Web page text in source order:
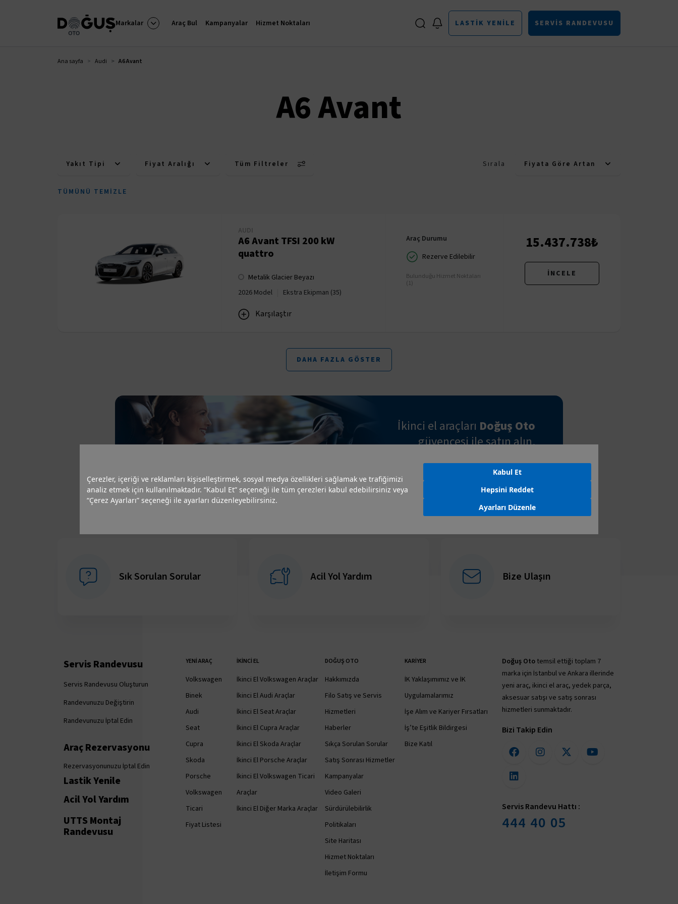
Çerezler, içeriği ve reklamları kişiselleştirmek, sosyal medya özellikleri sağlamak ve trafiğimizi
analiz etmek için kullanılmaktadır. “Kabul Et” seçeneği ile tüm çerezleri kabul edebilirsiniz veya
“Çerez Ayarları” seçeneği ile ayarları düzenleyebilirsiniz.
Ayarları Düzenle
Hepsini Reddet
Kabul Et
Markalar Araç Bul Kampanyalar Hizmet Noktaları LASTIK YENILE SERVIS RANDEVUSU
Ana sayfa Audi A6 Avant
A6 Avant
Yakıt Tipi Fiyat Aralığı Tüm Filtreler Sırala Fiyata Göre Artan
TÜMÜNÜ TEMIZLE
A6 Avant TFSI 200 kW
quattro
Metalik Glacier Beyazı
2026 Model
Ekstra Ekipman (35)
Karşılaştır
Araç Durumu
Rezerve Edilebilir
Bulunduğu Hizmet Noktaları
(1)
15.437.738₺
İNCELE
DAHA FAZLA GÖSTER
İkinci el araçları Doğuş Oto
güvencesi ile satın alın.
TÜM IKINCI EL ARAÇLAR
Sık Sorulan Sorular Acil Yol Yardım Bize Ulaşın
Servis Randevusu
Servis Randevusu Oluşturun
Randevunuzu Değiştirin
Randevunuzu İptal Edin
Araç Rezervasyonu
Rezervasyonunuzu İptal Edin
Lastik Yenile
Acil Yol Yardım
UTTS Montaj
Randevusu
YENI ARAÇ
Volkswagen
Binek
Audi
Seat
Cupra
Skoda
Porsche
Volkswagen
Ticari
Fiyat Listesi
İKINCI EL
İkinci El Volkswagen Araçlar
İkinci El Audi Araçlar
İkinci El Seat Araçlar
İkinci El Cupra Araçlar
İkinci El Skoda Araçlar
İkinci El Porsche Araçlar
İkinci El Volkswagen Ticari
Araçlar
İkinci El Diğer Marka Araçlar
DOĞUŞ OTO
Hakkımızda
Filo Satış ve Servis
Hizmetleri
Haberler
Sıkça Sorulan Sorular
Satış Sonrası Hizmetler
Kampanyalar
Video Galeri
Sürdürülebilirlik
Politikaları
Site Haritası
Hizmet Noktaları
İletişim Formu
KARIYER
İK Yaklaşımımız ve İK
Uygulamalarımız
İşe Alım ve Kariyer Fırsatları
İş’te Eşitlik Bildirgesi
Bize Katıl
Doğuş Ototemsil ettiği toplam 7
marka için İstanbul ve Ankara illerinde
yeni araç, ikinci el araç, yedek parça,
aksesuar satışı ve satış sonrası
hizmetleri sunmaktadır.
Bizi Takip Edin
Servis Randevu Hattı :
444 40 05